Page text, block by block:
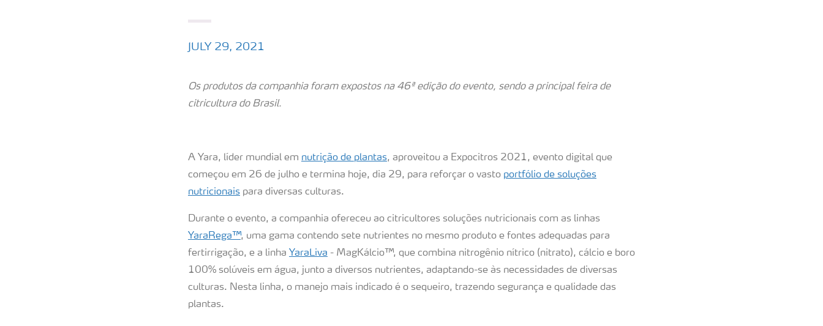
JULY 29, 2021
Os produtos da companhia foram expostos na 46ª edição do evento, sendo a principal feira de
citricultura do Brasil.
A Yara, líder mundial em nutrição de plantas, aproveitou a Expocitros 2021, evento digital que
começou em 26 de julho e termina hoje, dia 29, para reforçar o vasto portfólio de soluções
nutricionais para diversas culturas.
Durante o evento, a companhia ofereceu ao citricultores soluções nutricionais com as linhas
YaraRega™, uma gama contendo sete nutrientes no mesmo produto e fontes adequadas para
fertirrigação, e a linha YaraLiva - MagKálcio™, que combina nitrogênio nítrico (nitrato), cálcio e boro
100% solúveis em água, junto a diversos nutrientes, adaptando-se às necessidades de diversas
culturas. Nesta linha, o manejo mais indicado é o sequeiro, trazendo segurança e qualidade das
plantas.